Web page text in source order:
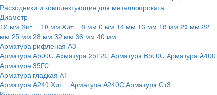
Расходники и комплектующие для металлопроката
Диаметр
12 мм Хит 10 мм Хит 8 мм 6 мм 14 мм 16 мм 18 мм 20 мм 22
мм 25 мм 28 мм 32 мм 36 мм 40 мм
Арматура рифленая А3
Арматура А500С Арматура 25Г2С Арматура В500С Арматура A400
Арматура 35ГС
Арматура гладкая А1
Арматура А240 Хит Арматура А240С Арматура Ст3